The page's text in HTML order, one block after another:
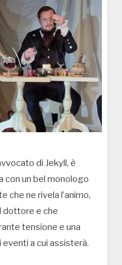
di Jekyll, è
con un bel monologo
che ne rivela l’animo,
dottore e che
tensione e una
a cui assisterà.